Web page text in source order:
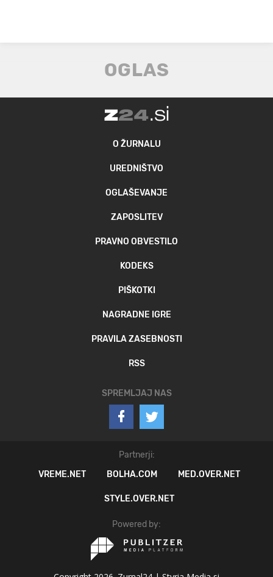
O ŽURNALU
UREDNIŠTVO
OGLAŠEVANJE
ZAPOSLITEV
PRAVNO OBVESTILO
KODEKS
PIŠKOTKI
NAGRADNE IGRE
PRAVILA ZASEBNOSTI
RSS
SPREMLJAJ NAS
Partnerji:
VREME.NET
BOLHA.COM MED.OVER.NET
STYLE.OVER.NET
Powered by: